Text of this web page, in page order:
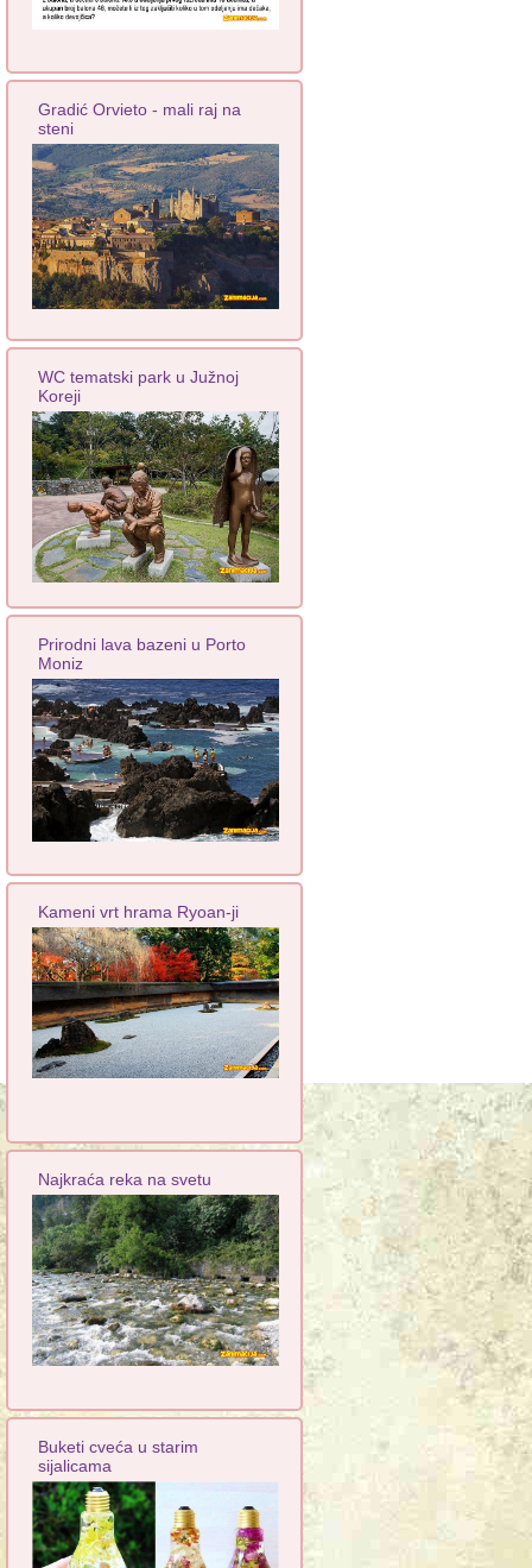
Gradić Orvieto - mali raj na
steni
WC tematski park u Južnoj
Koreji
Prirodni lava bazeni u Porto
Moniz
Kameni vrt hrama Ryoan-ji
Najkraća reka na svetu
Buketi cveća u starim
sijalicama